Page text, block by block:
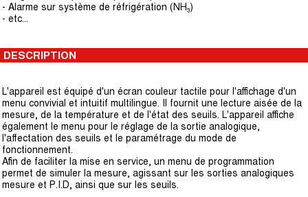
- Alarme sur système de réfrigération (NH₃)
- etc...
DESCRIPTION
L'appareil est équipé d'un écran couleur tactile pour l'affichage d'un
menu convivial et intuitif multilingue. Il fournit une lecture aisée de la
mesure, de la température et de l'état des seuils. L'appareil affiche
également le menu pour le réglage de la sortie analogique,
l'affectation des seuils et le paramétrage du mode de
fonctionnement.
Afin de faciliter la mise en service, un menu de programmation
permet de simuler la mesure, agissant sur les sorties analogiques
mesure et P.I.D, ainsi que sur les seuils.